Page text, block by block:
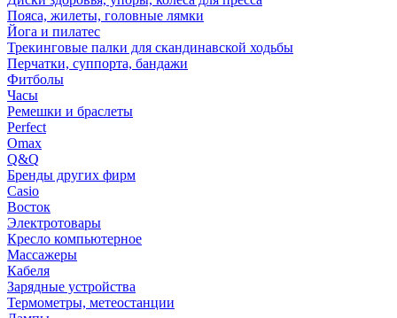
Пояса, жилеты, головные лямки
Йога и пилатес
Трекинговые палки для скандинавской ходьбы
Перчатки, суппорта, бандажи
Фитболы
Часы
Ремешки и браслеты
Perfect
Omax
Q&Q
Бренды других фирм
Casio
Восток
Электротовары
Кресло компьютерное
Массажеры
Кабеля
Зарядные устройства
Термометры, метеостанции